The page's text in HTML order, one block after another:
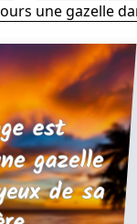
une gazelle